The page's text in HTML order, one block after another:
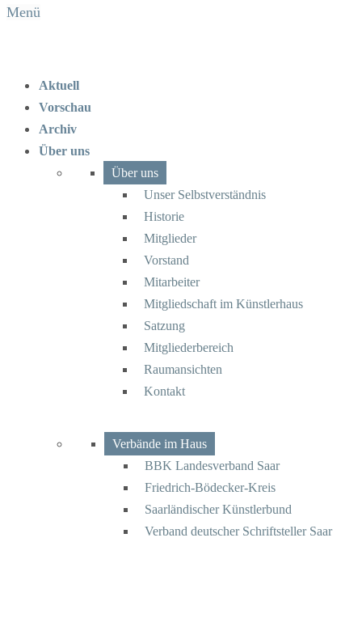
Menü
Aktuell
Vorschau
Archiv
Über uns
Über uns
Unser Selbstverständnis
Historie
Mitglieder
Vorstand
Mitarbeiter
Mitgliedschaft im Künstlerhaus
Satzung
Mitgliederbereich
Raumansichten
Kontakt
Verbände im Haus
BBK Landesverband Saar
Friedrich-Bödecker-Kreis
Saarländischer Künstlerbund
Verband deutscher Schriftsteller Saar